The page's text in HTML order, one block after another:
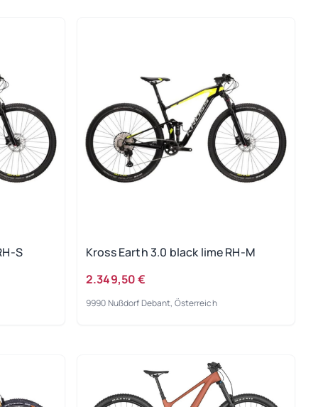
S
Kross Earth 3.0 black lime RH-M
2.349,50 €
9990 Nußdorf Debant, Österreich